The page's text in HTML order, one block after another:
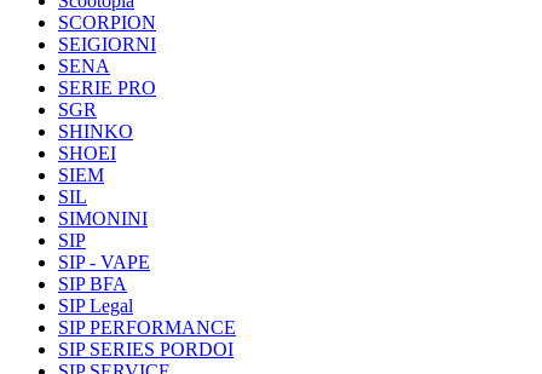
SCORPION
SEIGIORNI
SENA
SERIE PRO
SGR
SHINKO
SHOEI
SIEM
SIL
SIMONINI
SIP
SIP - VAPE
SIP BFA
SIP Legal
SIP PERFORMANCE
SIP SERIES PORDOI